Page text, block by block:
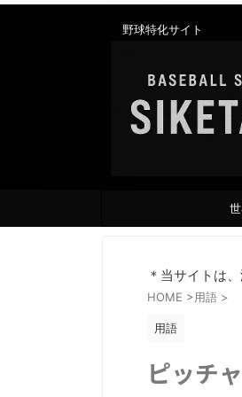
野球特化サイト
＊当サイトは
HOME >用語 >
用語
ピッチ